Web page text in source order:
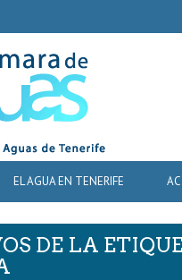
EL AGUA EN TENERIFE
DE LA